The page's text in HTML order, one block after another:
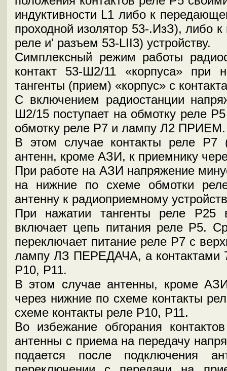
индуктивности L1 либо к
проходной изолятор 53-.ИзЗ), либо
реле и' разъем 53-LII3) устройству.
Симплексный режим работы
контакт 53-Ш2/11 «корпуса» при
тангенты (прием) «корпус» с
С включением радиостанции
Ш2/15 поступает на обмотку реле
обмотку реле Р7 и лампу Л2 ПРИЕМ.
В этом случае контакты реле
антенн, кроме АЗИ, к приемнику
При работе на АЗИ напряжение
на нижние по схеме обмотки
антенну к радиоприемному
При нажатии тангенты реле
включает цепь питания реле Р5.
переключает питание реле Р7 с
лампу ЛЗ ПЕРЕДАЧА, а контактами
Р10, Р11.
В этом случае антенны, кроме
через нижние по схеме контакты
схеме контакты реле Р10, Р11.
Во избежание обгорания
антенны с приема на передачу
подается после подключения